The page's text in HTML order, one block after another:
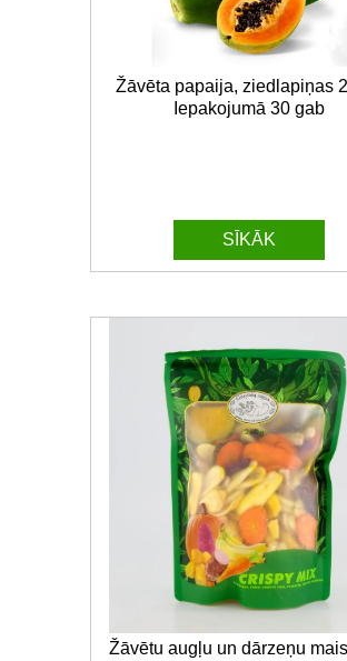
Žāvēta papaija, ziedlapiņas
Iepakojumā 30 gab
SĪKĀK
Žāvētu augļu un dārzeņu